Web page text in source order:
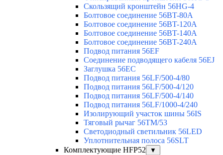
Скользящий кронштейн 56HG-4
Болтовое соединение 56BT-80A
Болтовое соединение 56BT-120A
Болтовое соединение 56BT-140A
Болтовое соединение 56BT-240A
Подвод питания 56EF
Соединение подводящего кабеля 56EJ
Заглушка 56EC
Подвод питания 56LF/500-4/80
Подвод питания 56LF/500-4/120
Подвод питания 56LF/500-4/140
Подвод питания 56LF/1000-4/240
Изолирующий участок шины 56IS
Тяговый рычаг 56TM/53
Светодиодный светильник 56LED
Уплотнительная полоса 56SLT
Комплектующие HFP52
▼